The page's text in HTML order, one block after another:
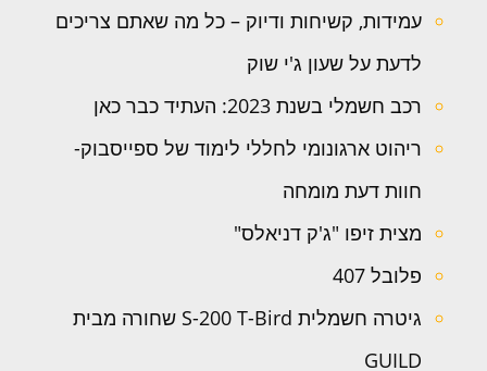
עמידות, קשיחות ודיוק – כל מה שאתם צריכים
לדעת על שעון ג'י שוק
רכב חשמלי בשנת 2023: העתיד כבר כאן
ריהוט ארגונומי לחללי לימוד של ספייסבוק-
חוות דעת מומחה
מצית זיפו "ג'ק דניאלס"
פלובל 407
גיטרה חשמלית S-200 T-Bird שחורה מבית
GUILD